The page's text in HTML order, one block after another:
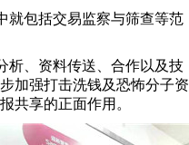
包括交易监察与筛查等范
、资料传送、合作以及技
加强打击洗钱及恐怖分子资
共享的正面作用。